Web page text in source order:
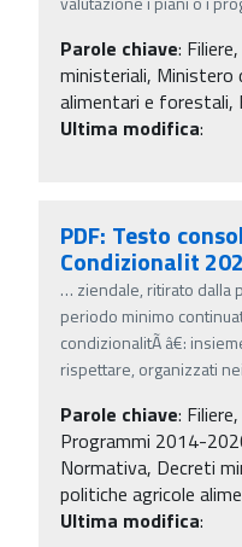
Parole chiave:
ministeriali, Ministero
alimentari e forestali,
Ultima modifica:
PDF: Testo
Condizionalit
… ziendale, ritirato dalla
periodo minimo
condizionalitÃ â€:
rispettare, organizzati
Parole chiave:
Programmi 2014-
Normativa, Decreti
politiche agricole
Ultima modifica: